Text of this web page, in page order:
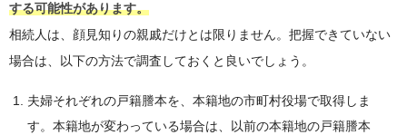
する可能性があります。
相続人は、顔見知りの親戚だけとは限りません。把握できていない
場合は、以下の方法で調査しておくと良いでしょう。
夫婦それぞれの戸籍謄本を、本籍地の市町村役場で取得しま
す。本籍地が変わっている場合は、以前の本籍地の戸籍謄本